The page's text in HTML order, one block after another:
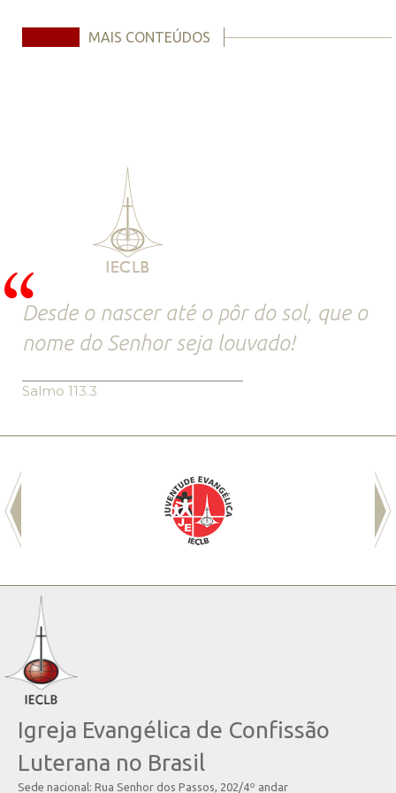
MAIS CONTEÚDOS
Desde o nascer até o pôr do sol, que o
nome do Senhor seja louvado!
Salmo 113.3
Igreja Evangélica de Confissão
Luterana no Brasil
Sede nacional: Rua Senhor dos Passos, 202/4º andar